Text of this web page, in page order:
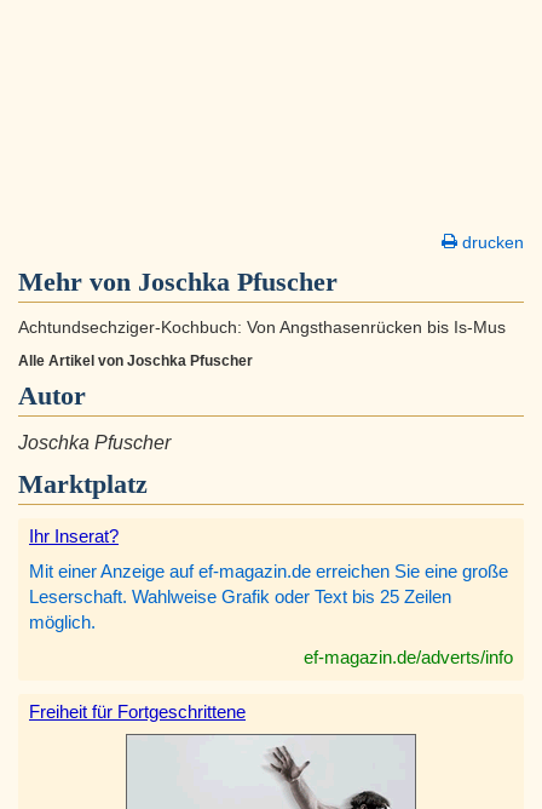
drucken
Mehr von Joschka Pfuscher
Achtundsechziger-Kochbuch: Von Angsthasenrücken bis Is-Mus
Alle Artikel von Joschka Pfuscher
Autor
Joschka Pfuscher
Marktplatz
Ihr Inserat?
Mit einer Anzeige auf ef-magazin.de erreichen Sie eine große
Leserschaft. Wahlweise Grafik oder Text bis 25 Zeilen
möglich.
ef-magazin.de/adverts/info
Freiheit für Fortgeschrittene